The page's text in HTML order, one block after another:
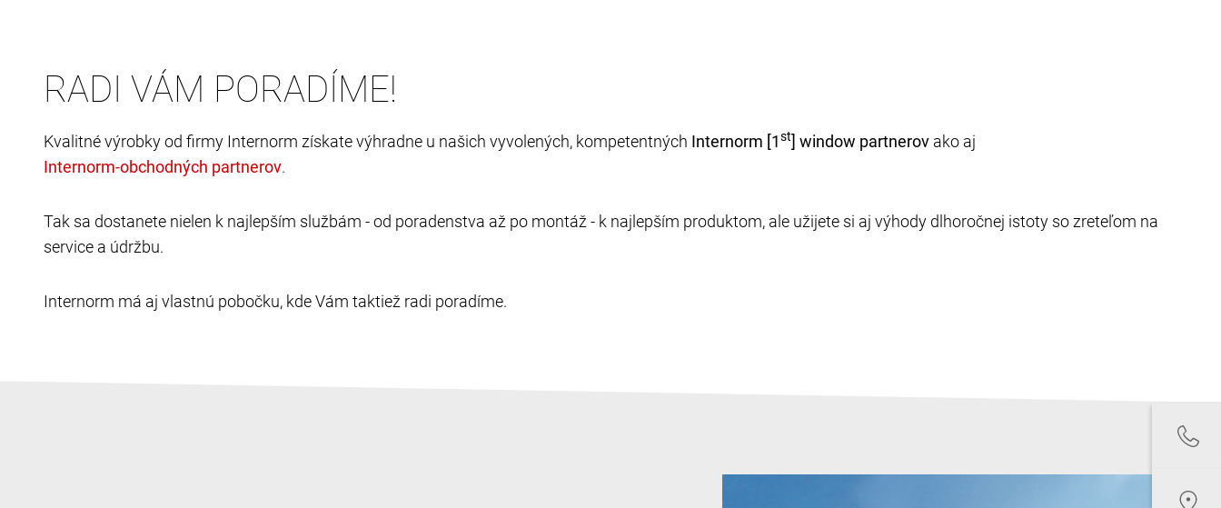
RADI VÁM PORADÍME!
Kvalitné výrobky od firmy Internorm získate výhradne u našich vyvolených, kompetentných Internorm [1st] window partnerov ako aj
.
Tak sa dostanete nielen k najlepším službám - od poradenstva až po montáž - k najlepším produktom, ale užijete si aj výhody dlhoročnej istoty so zreteľom na
service a údržbu.
Internorm má aj vlastnú pobočku, kde Vám taktiež radi poradíme.